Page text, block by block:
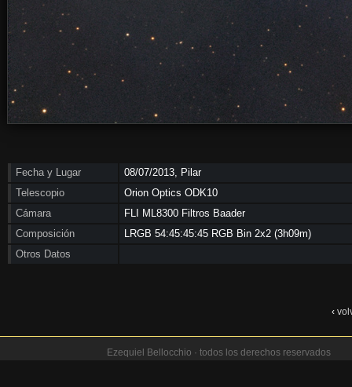
Fecha y Lugar
08/07/2013, Pilar
Telescopio
Orion Optics ODK10
Cámara
FLI ML8300 Filtros Baader
Composición
LRGB 54:45:45:45 RGB Bin 2x2 (3h09m)
Otros Datos
‹
Ezequiel Bellocchio · todos los derechos reservados